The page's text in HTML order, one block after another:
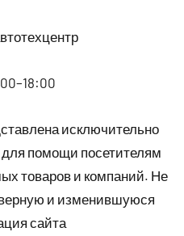
исключительно
помощи посетителям
товаров и компаний. Не
и изменившуюся
сайта